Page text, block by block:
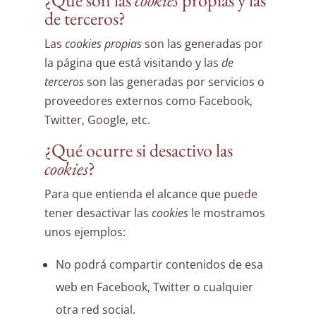
de terceros?
Las cookies propiasson las generadas por
la página que está visitando y las de
tercerosson las generadas por servicios o
proveedores externos como Facebook,
Twitter, Google, etc.
¿Qué ocurre si desactivo las
cookies?
Para que entienda el alcance que puede
tener desactivar las cookiesle mostramos
unos ejemplos:
No podrá compartir contenidos de esa
web en Facebook, Twitter o cualquier
otra red social.